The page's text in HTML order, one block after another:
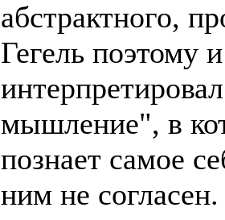
абстрактного,
Гегель поэтому
мышление", в
познает самое
ним не